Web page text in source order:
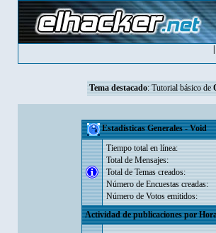
Tema destacado: Tutorial básico de
Estadísticas Generales - Void
Tiempo total en línea:
Total de Mensajes:
Total de Temas creados:
Número de Encuestas creadas:
Número de Votos emitidos:
Actividad de publicaciones por